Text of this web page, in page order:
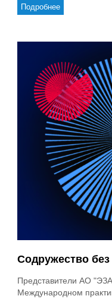
Подробнее
Содружество без
Представители АО
Международном